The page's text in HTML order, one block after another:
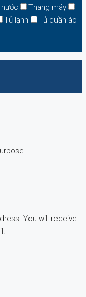
Thang máy
Tủ lạnh
Tủ quần áo
You will receive